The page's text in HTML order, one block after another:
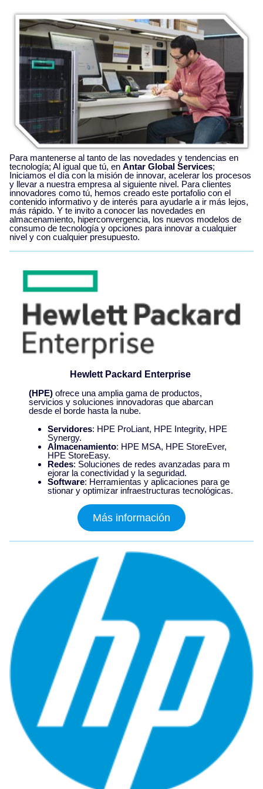
Para mantenerse al tanto de las novedades y tendencias en
tecnología; Al igual que tú, en Antar Global Services;
Iniciamos el día con la misión de innovar, acelerar los procesos
y llevar a nuestra empresa al siguiente nivel. Para clientes
innovadores como tú, hemos creado este portafolio con el
contenido informativo y de interés para ayudarle a ir más lejos,
más rápido. Y te invito a conocer las novedades en
almacenamiento, hiperconvergencia, los nuevos modelos de
consumo de tecnología y opciones para innovar a cualquier
nivel y con cualquier presupuesto.
Hewlett Packard Enterprise
(HPE)ofrece una amplia gama de productos,
servicios y soluciones innovadoras que abarcan
desde el borde hasta la nube.
Servidores: HPE ProLiant, HPE Integrity, HPE
Synergy.
Almacenamiento: HPE MSA, HPE StoreEver,
HPE StoreEasy.
Redes: Soluciones de redes avanzadas para m
ejorar la conectividad y la seguridad.
Software: Herramientas y aplicaciones para ge
stionar y optimizar infraestructuras tecnológicas.
Más información